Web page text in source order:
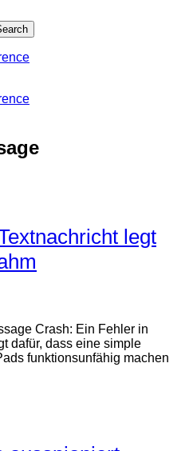
legt
Crash: Ein Fehler in
dafür, dass eine simple
funktionsunfähig machen